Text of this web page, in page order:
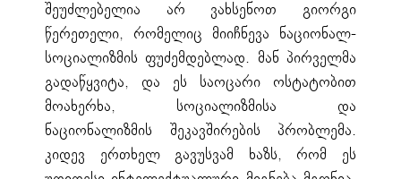
შეუძლებელია არ ვახსენოთ გიორგი
წერეთელი, რომელიც მიიჩნევა ნაციონალ-
სოციალიზმის ფუძემდებლად. მან პირველმა
გადაწყვიტა, და ეს საოცარი ოსტატობით
მოახერხა, სოციალიზმისა და
ნაციონალიზმის შეკავშირების პრობლემა.
კიდევ ერთხელ გავუსვამ ხაზს, რომ ეს